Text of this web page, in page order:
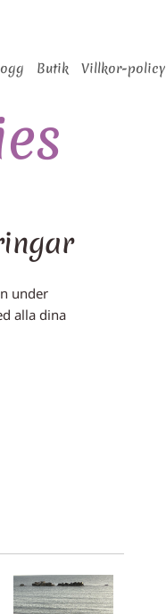
Butik Villkor-policy
under
alla dina